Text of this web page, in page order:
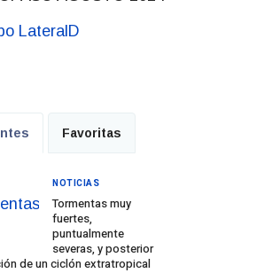
Favoritas
Tormentas muy
fuertes,
puntualmente
severas, y posterior
de un ciclón extratropical
NOTICIAS